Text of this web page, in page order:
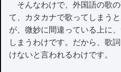
そんなわけで、外国語の歌
て、カタカナで歌ってしまう
が、微妙に間違っている上に
しまうわけです。だから、歌
けないと言われるわけです。